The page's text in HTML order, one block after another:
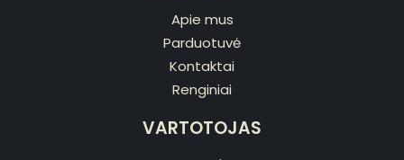
Apie mus
Parduotuvė
Kontaktai
Renginiai
VARTOTOJAS